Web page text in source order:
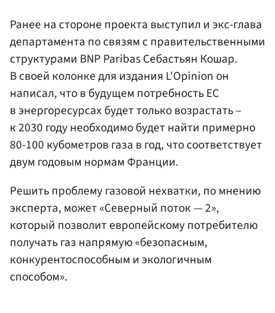
Ранее на стороне проекта выступил и экс-глава
департамента по связям с правительственными
структурами BNP Paribas Себастьян Кошар.
В своей колонке для издания L'Opinion он
написал, что в будущем потребность ЕС
в энергоресурсах будет только возрастать –
к 2030 году необходимо будет найти примерно
80-100 кубометров газа в год, что соответствует
двум годовым нормам Франции.
Решить проблему газовой нехватки, по мнению
эксперта, может «Северный поток — 2»,
который позволит европейскому потребителю
получать газ напрямую «безопасным,
конкурентоспособным и экологичным
способом».